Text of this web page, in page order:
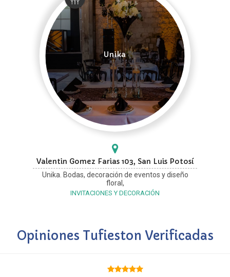
Unika
Valentin Gomez Farias 103, San Luis Potosí
Unika. Bodas, decoración de eventos y diseño
floral,
INVITACIONES Y DECORACIÓN
Opiniones Tufieston Verificadas